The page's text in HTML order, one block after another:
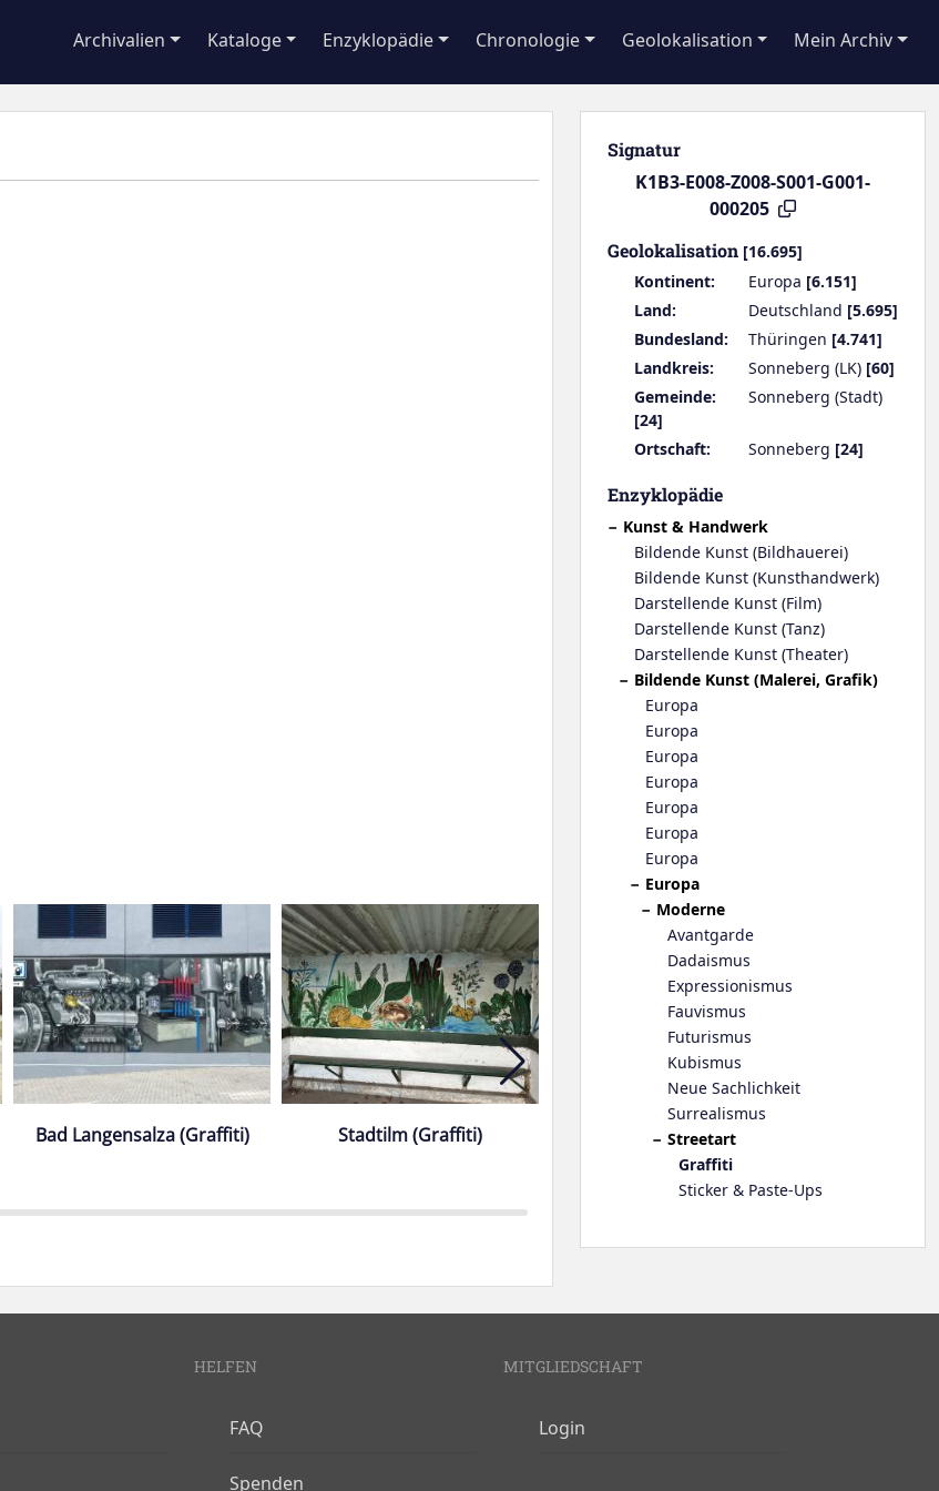
Archivalien Kataloge Enzyklopädie Chronologie Geolokalisation Mein Archiv
Bad Langensalza (Graffiti) Stadtilm (Graffiti) Kassel (Graffiti)
Signatur
K1B3-E008-Z008-S001-G001-
000205
Geolokalisation [16.695]
Kontinent:
Europa [6.151]
Land:
Deutschland [5.695]
Bundesland:
Thüringen [4.741]
Landkreis:
Sonneberg (LK) [60]
Gemeinde:
Sonneberg (Stadt)
[24]
Ortschaft:
Sonneberg [24]
Enzyklopädie
Kunst & Handwerk
Bildende Kunst (Bildhauerei)
Bildende Kunst (Kunsthandwerk)
Darstellende Kunst (Film)
Darstellende Kunst (Tanz)
Darstellende Kunst (Theater)
Bildende Kunst (Malerei, Grafik)
Europa
Europa
Europa
Europa
Europa
Europa
Europa
Europa
Moderne
Avantgarde
Dadaismus
Expressionismus
Fauvismus
Futurismus
Kubismus
Neue Sachlichkeit
Surrealismus
Streetart
Graffiti
Sticker & Paste-Ups
HELFEN
FAQ
Spenden
MITGLIEDSCHAFT
Login